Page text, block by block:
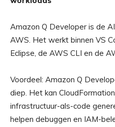
Amazon Q Developer is de
AWS. Het werkt binnen VS
Eclipse, de AWS CLI en de
Voordeel: Amazon Q
diep. Het kan
infrastructuur-als-code
helpen debuggen en IAM-